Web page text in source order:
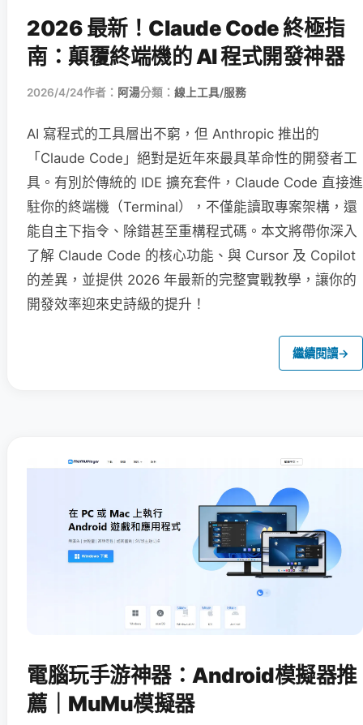
2026 最新！Claude Code 終極指
南：顛覆終端機的 AI 程式開發神器
2026/4/24作者： 阿湯分類： 線上工具/服務
AI 寫程式的工具層出不窮，但 Anthropic 推出的
「Claude Code」絕對是近年來最具革命性的開發者工
具。有別於傳統的 IDE 擴充套件，Claude Code 直接進
駐你的終端機（Terminal），不僅能讀取專案架構，還
能自主下指令、除錯甚至重構程式碼。本文將帶你深入
了解 Claude Code 的核心功能、與 Cursor 及 Copilot
的差異，並提供 2026 年最新的完整實戰教學，讓你的
開發效率迎來史詩級的提升！
繼續閱讀→
電腦玩手游神器：Android模擬器推
薦｜MuMu模擬器